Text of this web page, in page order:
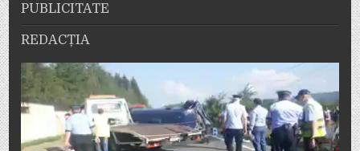
PUBLICITATE
REDACȚIA